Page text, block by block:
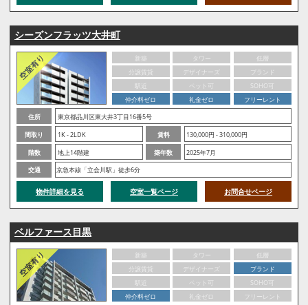
シーズンフラッツ大井町
新築 タワー
低層
分譲賃貸
デザイナーズ
ブランド
駅近
ペット可
SOHO可
仲介料ゼロ
礼金ゼロ
フリーレント
住所
東京都品川区東大井3丁目16番5号
間取り
1K - 2LDK 賃料
130,000円 - 310,000円
階数
地上14階建 築年数
2025年7月
交通
京急本線「立会川駅」徒歩6分
物件詳細を見る 空室一覧ページ お問合せページ
ベルファース目黒
新築 タワー
低層
分譲賃貸
デザイナーズ
ブランド
駅近
ペット可
SOHO可
仲介料ゼロ
礼金ゼロ
フリーレント